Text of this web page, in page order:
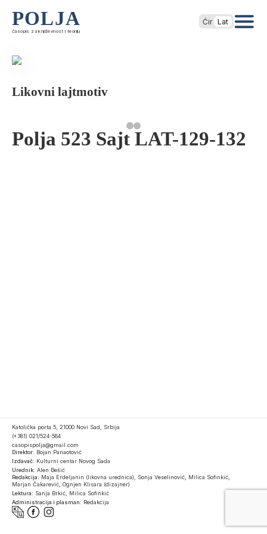
POLJA
časopis za književnost i teoriju
Ćir Lat
Likovni lajtmotiv
Polja 523 Sajt LAT-129-132
Katolička porta 5, 21000 Novi Sad, Srbija
(+381) 021/524-584
casopispolja@gmail.com
Direktor: Bojan Panaotović
Izdavač: Kulturni centar Novog Sada
Urednik: Alen Bešić
Redakcija: Maja Erdeljanin (likovna urednica), Sonja Veselinović, Milica Sofinkić,
Marjan Čakarević, Ognjen Klisara (dizajner)
Lektura: Sanja Brkić, Milica Sofinkić
Administracija i plasman: Redakcija